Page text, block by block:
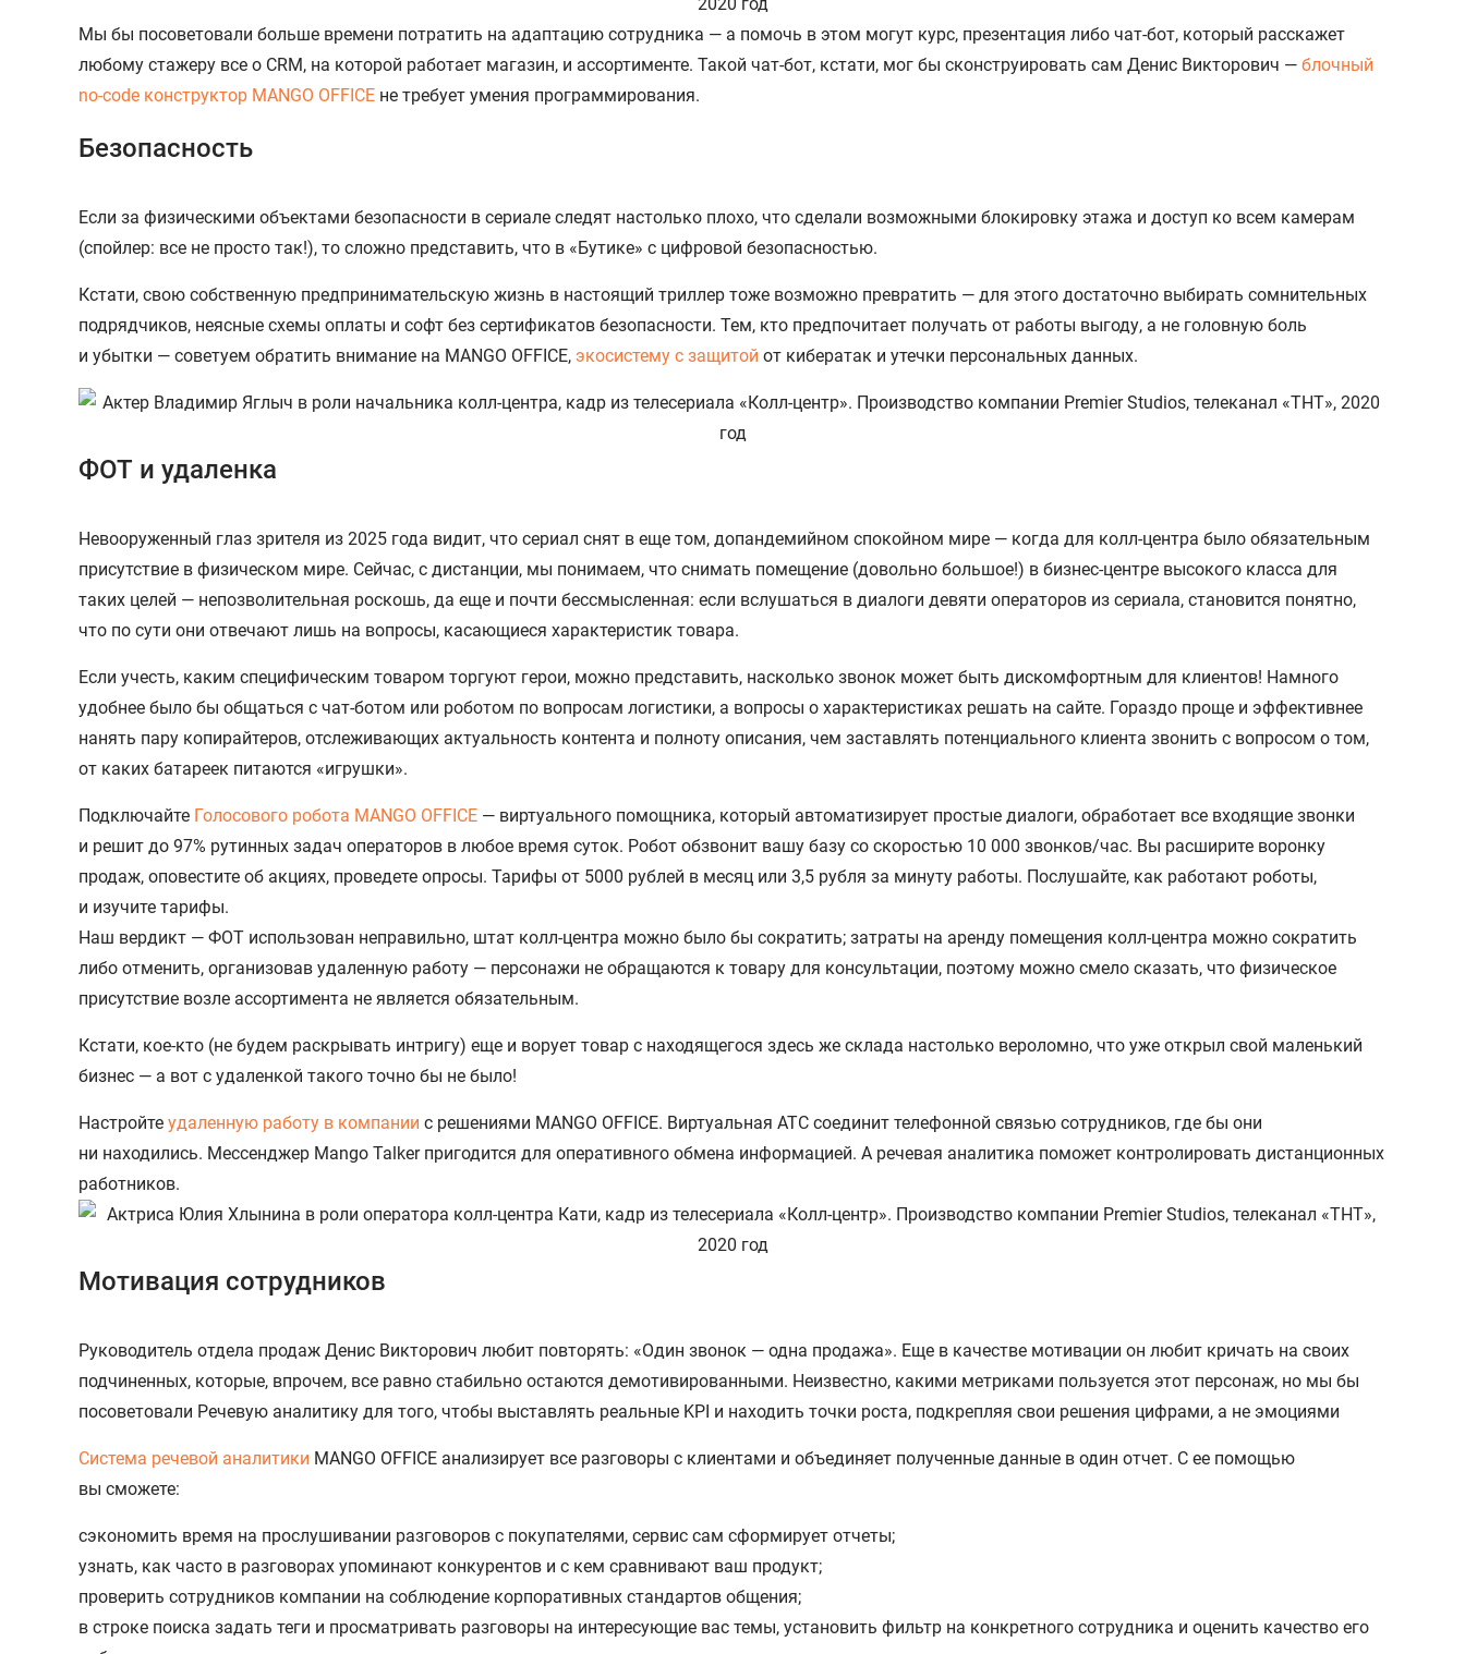
Мы бы посоветовали больше времени потратить на адаптацию сотрудника — а помочь в этом могут курс, презентация либо чат-бот, который расскажет
любому стажеру все о CRM, на которой работает магазин, и ассортименте. Такой чат-бот, кстати, мог бы сконструировать сам Денис Викторович — блочный
no-code конструктор MANGO OFFICE не требует умения программирования.
Безопасность
Если за физическими объектами безопасности в сериале следят настолько плохо, что сделали возможными блокировку этажа и доступ ко всем камерам
(спойлер: все не просто так!), то сложно представить, что в «Бутике» с цифровой безопасностью.
Кстати, свою собственную предпринимательскую жизнь в настоящий триллер тоже возможно превратить — для этого достаточно выбирать сомнительных
подрядчиков, неясные схемы оплаты и софт без сертификатов безопасности. Тем, кто предпочитает получать от работы выгоду, а не головную боль
и убытки — советуем обратить внимание на MANGO OFFICE, экосистему с защитой от кибератак и утечки персональных данных.
ФОТ и удаленка
Невооруженный глаз зрителя из 2025 года видит, что сериал снят в еще том, допандемийном спокойном мире — когда для колл-центра было обязательным
присутствие в физическом мире. Сейчас, с дистанции, мы понимаем, что снимать помещение (довольно большое!) в бизнес-центре высокого класса для
таких целей — непозволительная роскошь, да еще и почти бессмысленная: если вслушаться в диалоги девяти операторов из сериала, становится понятно,
что по сути они отвечают лишь на вопросы, касающиеся характеристик товара.
Если учесть, каким специфическим товаром торгуют герои, можно представить, насколько звонок может быть дискомфортным для клиентов! Намного
удобнее было бы общаться с чат-ботом или роботом по вопросам логистики, а вопросы о характеристиках решать на сайте. Гораздо проще и эффективнее
нанять пару копирайтеров, отслеживающих актуальность контента и полноту описания, чем заставлять потенциального клиента звонить с вопросом о том,
от каких батареек питаются «игрушки».
Подключайте Голосового робота MANGO OFFICE — виртуального помощника, который автоматизирует простые диалоги, обработает все входящие звонки
и решит до 97% рутинных задач операторов в любое время суток. Робот обзвонит вашу базу со скоростью 10 000 звонков/час. Вы расширите воронку
продаж, оповестите об акциях, проведете опросы. Тарифы от 5000 рублей в месяц или 3,5 рубля за минуту работы. Послушайте, как работают роботы,
и изучите тарифы.
Наш вердикт — ФОТ использован неправильно, штат колл-центра можно было бы сократить; затраты на аренду помещения колл-центра можно сократить
либо отменить, организовав удаленную работу — персонажи не обращаются к товару для консультации, поэтому можно смело сказать, что физическое
присутствие возле ассортимента не является обязательным.
Кстати, кое-кто (не будем раскрывать интригу) еще и ворует товар с находящегося здесь же склада настолько вероломно, что уже открыл свой маленький
бизнес — а вот с удаленкой такого точно бы не было!
Настройте удаленную работу в компании с решениями MANGO OFFICE. Виртуальная АТС соединит телефонной связью сотрудников, где бы они
ни находились. Мессенджер Mango Talker пригодится для оперативного обмена информацией. А речевая аналитика поможет контролировать дистанционных
работников.
Мотивация сотрудников
Руководитель отдела продаж Денис Викторович любит повторять: «Один звонок — одна продажа». Еще в качестве мотивации он любит кричать на своих
подчиненных, которые, впрочем, все равно стабильно остаются демотивированными. Неизвестно, какими метриками пользуется этот персонаж, но мы бы
посоветовали Речевую аналитику для того, чтобы выставлять реальные KPI и находить точки роста, подкрепляя свои решения цифрами, а не эмоциями
Система речевой аналитики MANGO OFFICE анализирует все разговоры с клиентами и объединяет полученные данные в один отчет. С ее помощью
вы сможете:
сэкономить время на прослушивании разговоров с покупателями, сервис сам сформирует отчеты;
узнать, как часто в разговорах упоминают конкурентов и с кем сравнивают ваш продукт;
проверить сотрудников компании на соблюдение корпоративных стандартов общения;
в строке поиска задать теги и просматривать разговоры на интересующие вас темы, установить фильтр на конкретного сотрудника и оценить качество его